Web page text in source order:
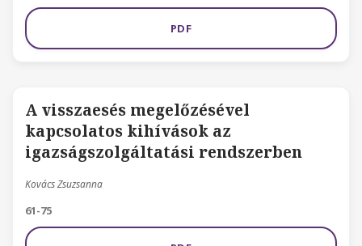
PDF
A visszaesés megelőzésével
kapcsolatos kihívások az
igazságszolgáltatási rendszerben
Kovács Zsuzsanna
61-75